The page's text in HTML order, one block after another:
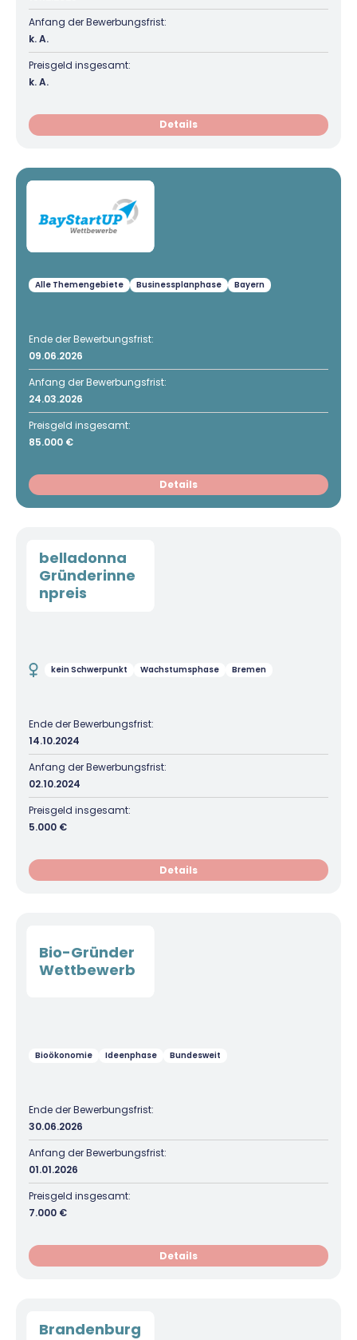
Anfang der Bewerbungsfrist:
k. A.
Preisgeld insgesamt:
k. A.
Details
Alle Themengebiete Businessplanphase Bayern
Ende der Bewerbungsfrist:
09.06.2026
Anfang der Bewerbungsfrist:
24.03.2026
Preisgeld insgesamt:
85.000 €
Details
belladonna
Gründerinne
npreis
kein Schwerpunkt Wachstumsphase Bremen
Ende der Bewerbungsfrist:
14.10.2024
Anfang der Bewerbungsfrist:
02.10.2024
Preisgeld insgesamt:
5.000 €
Details
Bio-Gründer
Wettbewerb
Bioökonomie Ideenphase Bundesweit
Ende der Bewerbungsfrist:
30.06.2026
Anfang der Bewerbungsfrist:
01.01.2026
Preisgeld insgesamt:
7.000 €
Details
Brandenburg